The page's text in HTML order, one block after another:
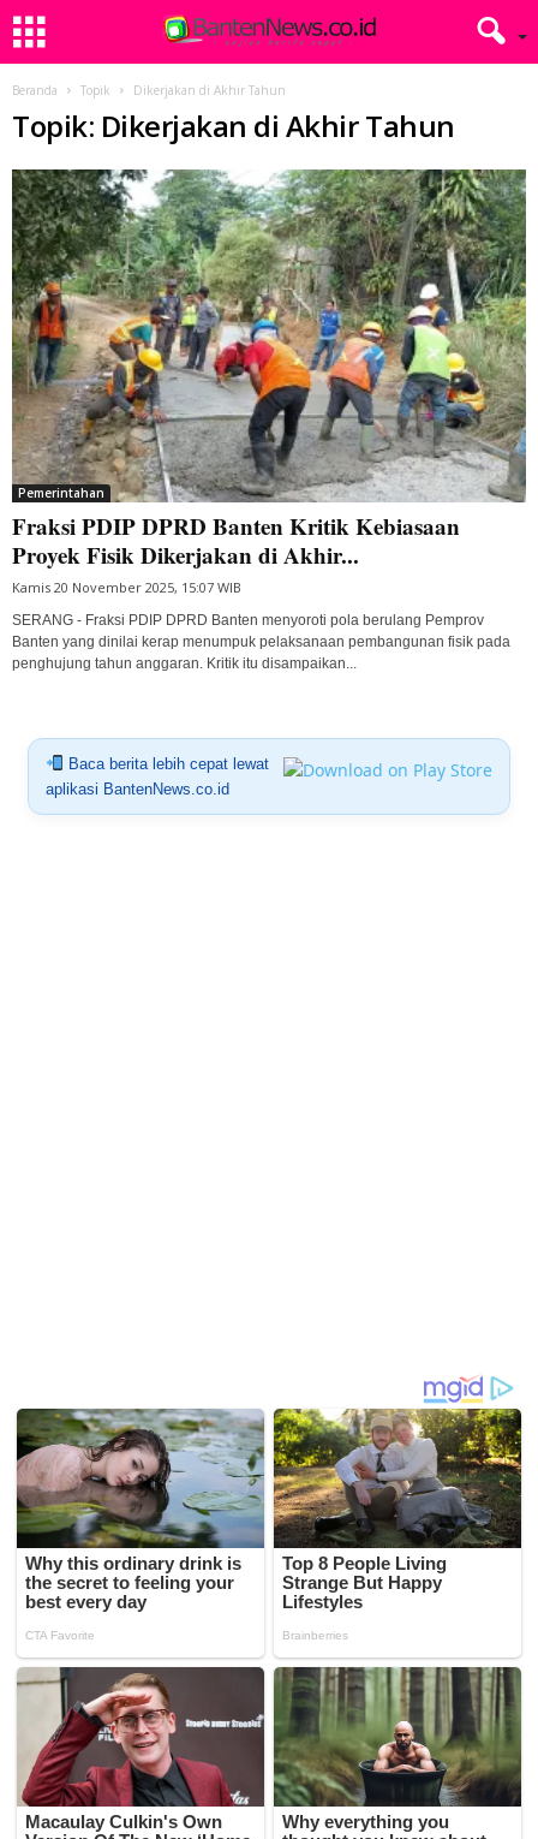
Beranda Topik Dikerjakan di Akhir Tahun
Topik: Dikerjakan di Akhir Tahun
Pemerintahan
Fraksi PDIP DPRD Banten Kritik Kebiasaan
Proyek Fisik Dikerjakan di Akhir...
Kamis 20 November 2025, 15:07 WIB
SERANG - Fraksi PDIP DPRD Banten menyoroti pola berulang Pemprov
Banten yang dinilai kerap menumpuk pelaksanaan pembangunan fisik pada
penghujung tahun anggaran. Kritik itu disampaikan...
Baca berita lebih cepat lewat
aplikasi BantenNews.co.id